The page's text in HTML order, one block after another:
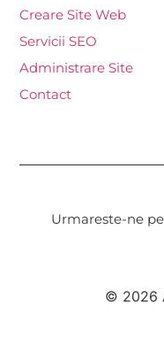
Creare Site Web
Servicii SEO
Administrare Site
Contact
Urmareste-ne
© 2026